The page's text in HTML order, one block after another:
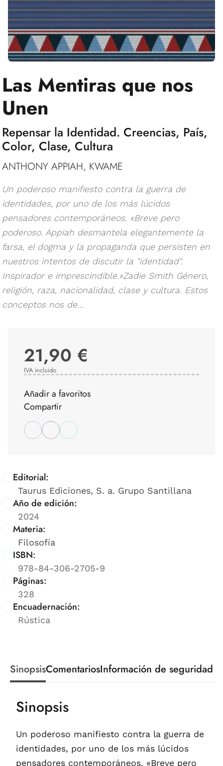
Las Mentiras que nos
Unen
Repensar la Identidad. Creencias, País,
Color, Clase, Cultura
ANTHONY APPIAH, KWAME
Un poderoso manifiesto contra la guerra de
identidades, por uno de los más lúcidos
pensadores contemporáneos. «Breve pero
poderoso. Appiah desmantela elegantemente la
farsa, el dogma y la propaganda que persisten en
nuestros intentos de discutir la "identidad".
Inspirador e imprescindible.»Zadie Smith Género,
religión, raza, nacionalidad, clase y cultura. Estos
conceptos nos de...
Editorial:
Taurus Ediciones, S. a. Grupo Santillana
Año de edición:
2024
Materia:
Filosofía
ISBN:
978-84-306-2705-9
Páginas:
328
Encuadernación:
Rústica
21,90 €
IVA incluido
Añadir a favoritos
Compartir
SinopsisComentariosInformación de seguridad
Sinopsis
Un poderoso manifiesto contra la guerra de
identidades, por uno de los más lúcidos
pensadores contemporáneos. «Breve pero